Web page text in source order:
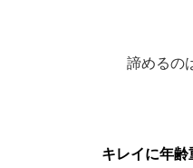
諦めるの
キレイに年齢